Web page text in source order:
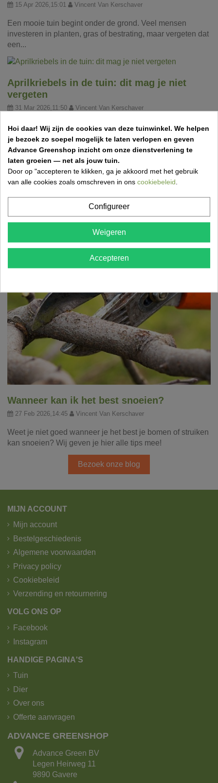
15 Apr 2026,15:01 Vincent Van Kerschaver
Een mooie tuin begint onder de grond. Veel mensen
investeren in planten, gras of bestrating, maar vergeten dat
een...
Aprilkriebels in de tuin: dit mag je niet
vergeten
31 Mar 2026,11:50 Vincent Van Kerschaver
Een frisse lentemaand betekent werk in de tuin! Ontdek
wat je in april zeker moet doen om je tuin gezond,...
Grasmatten aanleggen: stap-voor-stap gids
voor een perfect gazon
Wil je snel een mooi, groen gazon? Ontdek hoe je
voorbereiding,...
Wanneer kan ik het best snoeien?
27 Feb 2026,14:45 Vincent Van Kerschaver
Weet je niet goed wanneer je het best je bomen of struiken
kan snoeien? Wij geven je hier alle tips mee!
Bezoek onze blog
MIJN ACCOUNT
Mijn account
Bestelgeschiedenis
Algemene voorwaarden
Privacy policy
Cookiebeleid
Verzending en retournering
VOLG ONS OP
Facebook
Instagram
HANDIGE PAGINA'S
Tuin
Dier
Over ons
Offerte aanvragen
ADVANCE GREENSHOP
Advance Green BV
Legen Heirweg 11
9890 Gavere
Hoi daar! Wij zijn de cookies van deze tuinwinkel. We helpen
je bezoek zo soepel mogelijk te laten verlopen en geven
Advance Greenshop inzicht om onze dienstverlening te
laten groeien — net als jouw tuin.
Door op "accepteren te klikken, ga je akkoord met het gebruik
van alle cookies zoals omschreven in ons cookiebeleid
Configureer
Weigeren
Accepteren